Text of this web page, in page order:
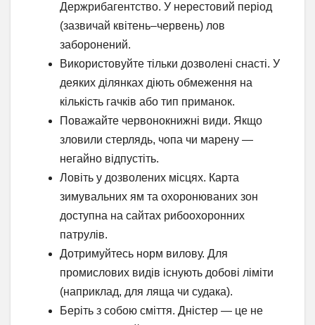
Держрибагентство. У нерестовий період
(зазвичай квітень–червень) лов
заборонений.
Використовуйте тільки дозволені снасті. У
деяких ділянках діють обмеження на
кількість гачків або тип приманок.
Поважайте червонокнижні види. Якщо
зловили стерлядь, чопа чи марену —
негайно відпустіть.
Ловіть у дозволених місцях. Карта
зимувальних ям та охоронюваних зон
доступна на сайтах рибоохоронних
патрулів.
Дотримуйтесь норм вилову. Для
промислових видів існують добові ліміти
(наприклад, для ляща чи судака).
Беріть з собою сміття. Дністер — це не